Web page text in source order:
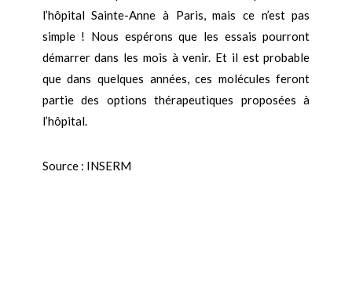
l’hôpital Sainte-Anne à Paris, mais ce n’est pas
simple ! Nous espérons que les essais pourront
démarrer dans les mois à venir. Et il est probable
que dans quelques années, ces molécules feront
partie des options thérapeutiques proposées à
l’hôpital.
Source : INSERM